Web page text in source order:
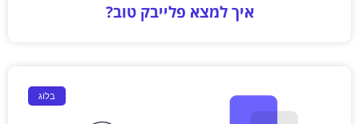
איך למצא פלייבק טוב?
בלוג